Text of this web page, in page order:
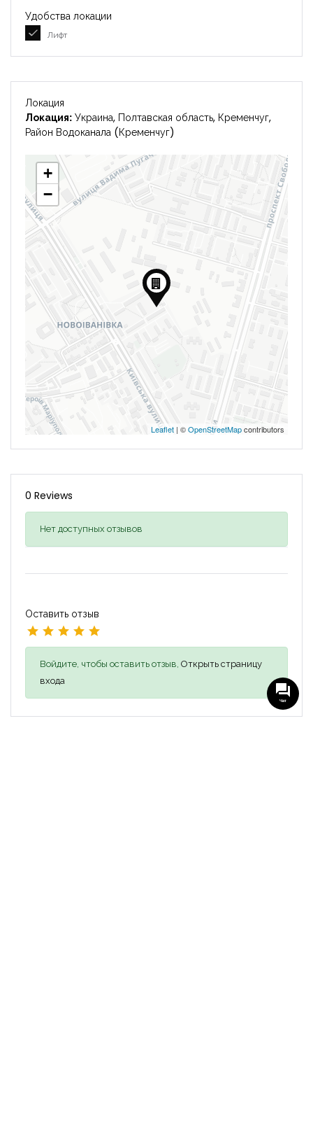
Удобства локации
Лифт
Локация
Локация: Украина, Полтавская область, Кременчуг,
Район Водоканала (Кременчуг)
+
−
Leaflet | ©OpenStreetMapcontributors
0 Reviews
Нет доступных отзывов
Оставить отзыв
Войдите, чтобы оставить отзыв, Открыть страницу
входа
Чат